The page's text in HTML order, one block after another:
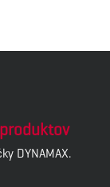
DYNAMAX.